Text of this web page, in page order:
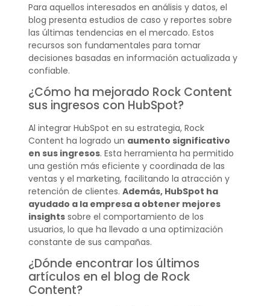
Para aquellos interesados en análisis y datos, el
blog presenta estudios de caso y reportes sobre
las últimas tendencias en el mercado. Estos
recursos son fundamentales para tomar
decisiones basadas en información actualizada y
confiable.
¿Cómo ha mejorado Rock Content
sus ingresos con HubSpot?
Al integrar HubSpot en su estrategia, Rock
Content ha logrado un aumento significativo
en sus ingresos. Esta herramienta ha permitido
una gestión más eficiente y coordinada de las
ventas y el marketing, facilitando la atracción y
retención de clientes. Además, HubSpot ha
ayudado a la empresa a obtener mejores
insightssobre el comportamiento de los
usuarios, lo que ha llevado a una optimización
constante de sus campañas.
¿Dónde encontrar los últimos
artículos en el blog de Rock
Content?